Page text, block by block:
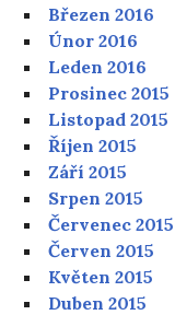
Březen 2016
Únor 2016
Leden 2016
Prosinec 2015
Listopad 2015
Říjen 2015
Září 2015
Srpen 2015
Červenec 2015
Červen 2015
Květen 2015
Duben 2015